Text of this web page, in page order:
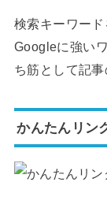
検索キーワー
Googleに強い
ち筋として記
かんたんリン